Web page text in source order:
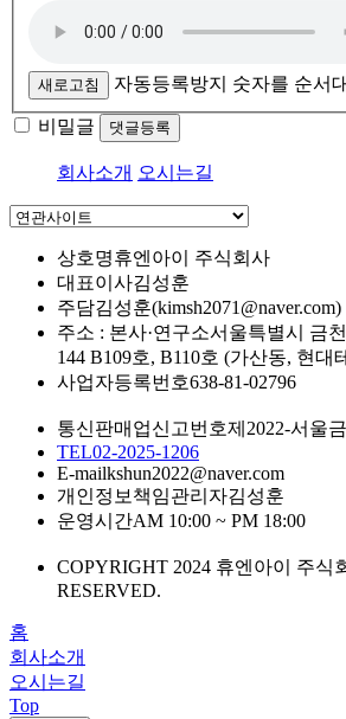
새로고침 자동등록방지 숫자를 순서
비밀글 댓글등록
회사소개 오시는길
상호명휴엔아이 주식회사
대표이사김성훈
주담김성훈(kimsh2071@naver.com)
주소 : 본사·연구소서울특별시 금
144 B109호, B110호 (가산동, 현
사업자등록번호638-81-02796
통신판매업신고번호제2022-서울
TEL02-2025-1206
E-mailkshun2022@naver.com
개인정보책임관리자김성훈
운영시간AM 10:00 ~ PM 18:00
COPYRIGHT 2024 휴엔아이 주식
RESERVED.
홈
회사소개
오시는길
Top